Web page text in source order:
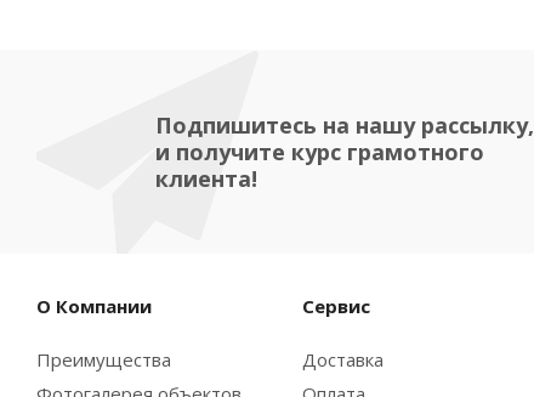
Подпишитесь на нашу рассылку,
и получите курс грамотного
клиента!
О Компании
Преимущества
Сервис
Доставка